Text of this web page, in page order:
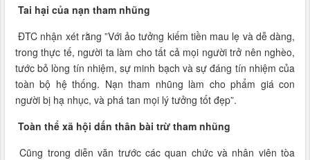
Tai hại của nạn tham nhũng
ĐTC nhận xét rằng ”Với ảo tưởng kiếm tiền mau lẹ và dễ dàng,
trong thực tế, người ta làm cho tất cả mọi người trở nên nghèo,
tước bỏ lòng tín nhiệm, sự minh bạch và sự đáng tín nhiệm của
toàn bộ hệ thống. Nạn tham nhũng làm cho phẩm giá con
người bị hạ nhục, và phá tan mọi lý tưởng tốt đẹp”.
Toàn thể xã hội dấn thân bài trừ tham nhũng
Cũng trong diễn văn trước các quan chức và nhân viên tòa